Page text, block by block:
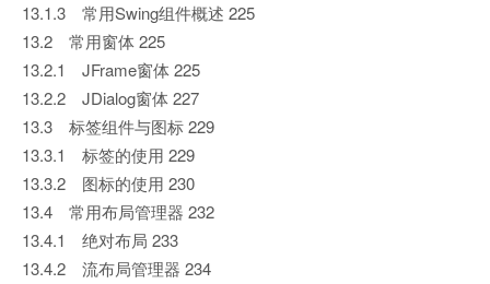
13.1.3 常用Swing组件概述 225
13.2 常用窗体 225
13.2.1 JFrame窗体 225
13.2.2 JDialog窗体 227
13.3 标签组件与图标 229
13.3.1 标签的使用 229
13.3.2 图标的使用 230
13.4 常用布局管理器 232
13.4.1 绝对布局 233
13.4.2 流布局管理器 234